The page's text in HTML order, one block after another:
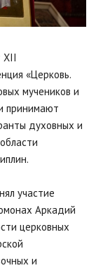
XII
«Церковь.
мучеников и
принимают
духовных и
участие
Аркадий
церковных
и